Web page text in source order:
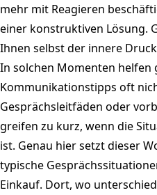
mehr mit Reagieren
einer konstruktiven Lösung.
Ihnen selbst der innere
In solchen Momenten helfen
Kommunikationstipps oft
Gesprächsleitfäden oder
greifen zu kurz, wenn die
ist. Genau hier setzt dieser
typische
Einkauf. Dort, wo